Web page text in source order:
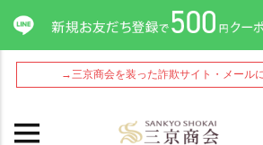
→三京商会を装った詐欺サイト・メール